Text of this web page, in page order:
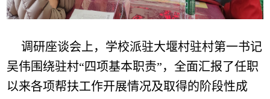
调研座谈会上，学校派驻大堰村驻村第一书记
吴伟围绕驻村“四项基本职责”，全面汇报了任职
以来各项帮扶工作开展情况及取得的阶段性成